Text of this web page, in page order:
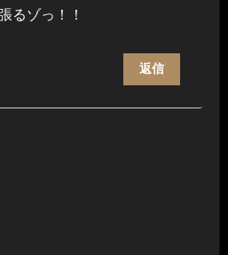
るゾっ！！
返信